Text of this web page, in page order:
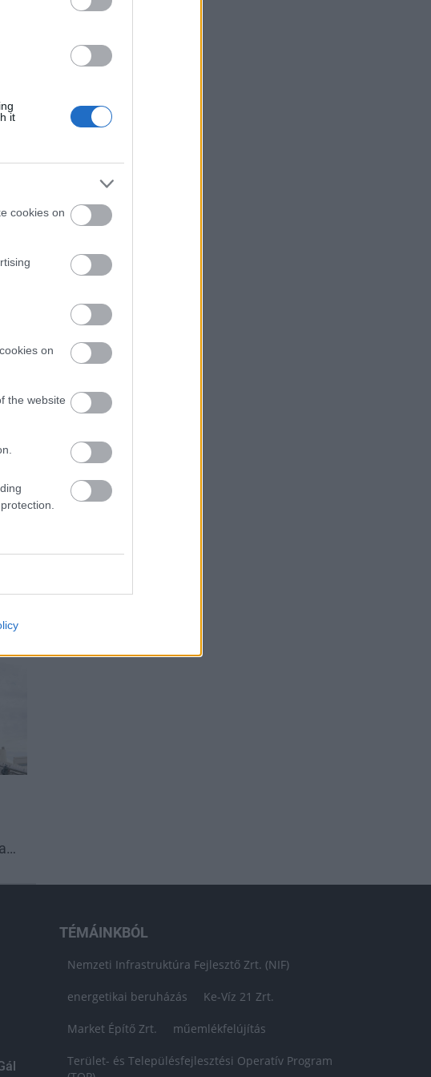
it
cookies on
on
the website
TÉMÁINKBÓL
Nemzeti Infrastruktúra Fejlesztő Zrt. (NIF)
energetikai beruházás Ke-Víz 21 Zrt.
Market Építő Zrt. műemlékfelújítás
Terület- és Településfejlesztési Operatív Program